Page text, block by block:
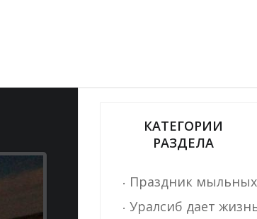
КАТЕГОРИИ
РАЗДЕЛА
Праздник
Уралсиб дает